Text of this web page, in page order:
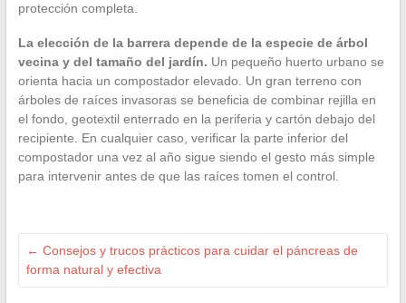
protección completa.
La elección de la barrera depende de la especie de árbol
vecina y del tamaño del jardín. Un pequeño huerto urbano se
orienta hacia un compostador elevado. Un gran terreno con
árboles de raíces invasoras se beneficia de combinar rejilla en
el fondo, geotextil enterrado en la periferia y cartón debajo del
recipiente. En cualquier caso, verificar la parte inferior del
compostador una vez al año sigue siendo el gesto más simple
para intervenir antes de que las raíces tomen el control.
← Consejos y trucos prácticos para cuidar el páncreas de
forma natural y efectiva